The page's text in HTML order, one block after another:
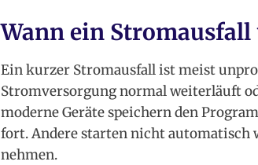
Wann ein
Ein kurzer Stromausfall ist meist
Stromversorgung normal weiterläuft
moderne Geräte speichern den
fort. Andere starten nicht automatisch
nehmen.